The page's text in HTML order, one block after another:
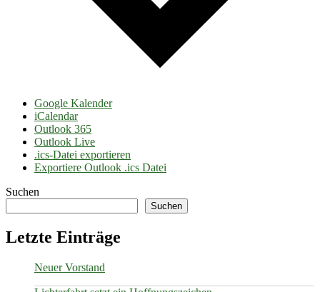
Google Kalender
iCalendar
Outlook 365
Outlook Live
.ics-Datei exportieren
Exportiere Outlook .ics Datei
Suchen
Suchen
Letzte Einträge
Neuer Vorstand